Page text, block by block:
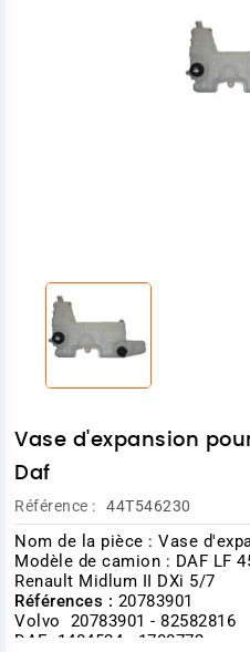
Vase d'expansion
Daf
Référence : 44T546230
Nom de la pièce : Vase
Modèle de camion : DAF LF
Renault Midlum II DXi 5/7
Références : 20783901
Volvo 20783901 - 82582816
DAF 1404524 - 1700772